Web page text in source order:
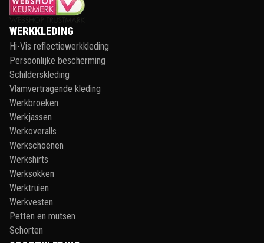
WERKKLEDING
Hi-Vis reflectiewerkkleding
Persoonlijke bescherming
Schilderskleding
Vlamvertragende kleding
Werkbroeken
Werkjassen
Werkoveralls
Werkschoenen
Werkshirts
Werksokken
Werktruien
Werkvesten
Petten en mutsen
Schorten